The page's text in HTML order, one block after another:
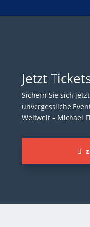
Jetzt
Sichern Sie sich
unvergessliche
Weltweit – Michael